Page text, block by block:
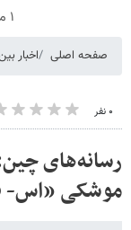
۱ میلیارد اعتبار خرید طلا | بدون ضامن و چک
صفحه اصلی اخبار
۰ نفر
رسانه‌های
موشکی «اس- 300»